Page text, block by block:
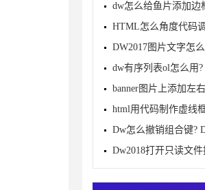
Dw2018打开只读文